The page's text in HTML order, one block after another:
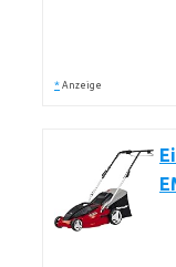
* Anzeige